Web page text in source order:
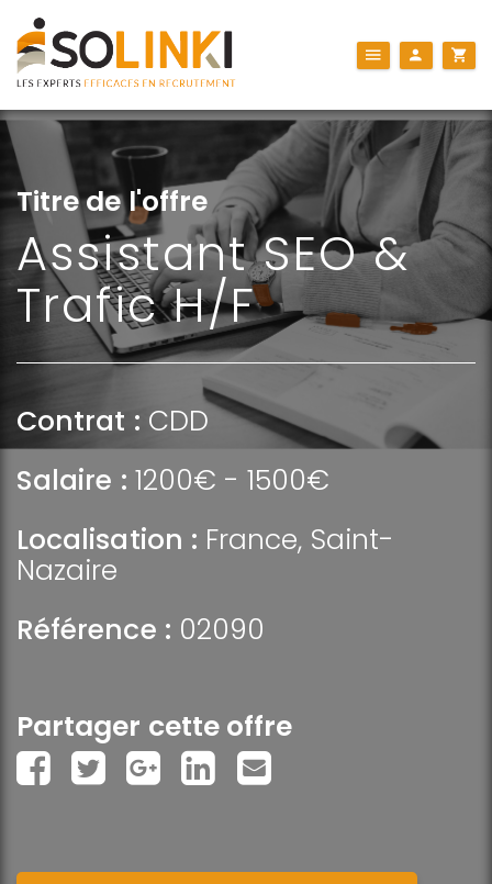
Titre de l'offre
Assistant SEO &
Trafic H/F
Contrat : CDD
Salaire : 1200€ - 1500€
Localisation : France, Saint-
Nazaire
Référence : 02090
Partager cette offre